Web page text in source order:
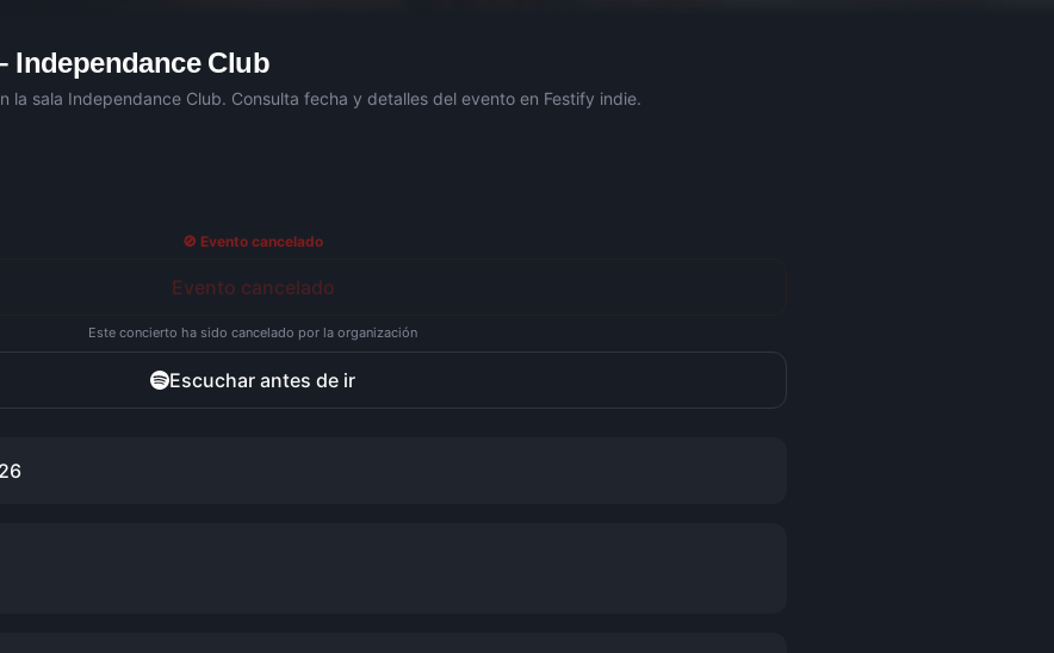
Independance Club
la sala Independance Club. Consulta fecha y detalles del evento en Festify indie.
🚫 Evento cancelado
Evento cancelado
Este concierto ha sido cancelado por la organización
Escuchar antes de ir